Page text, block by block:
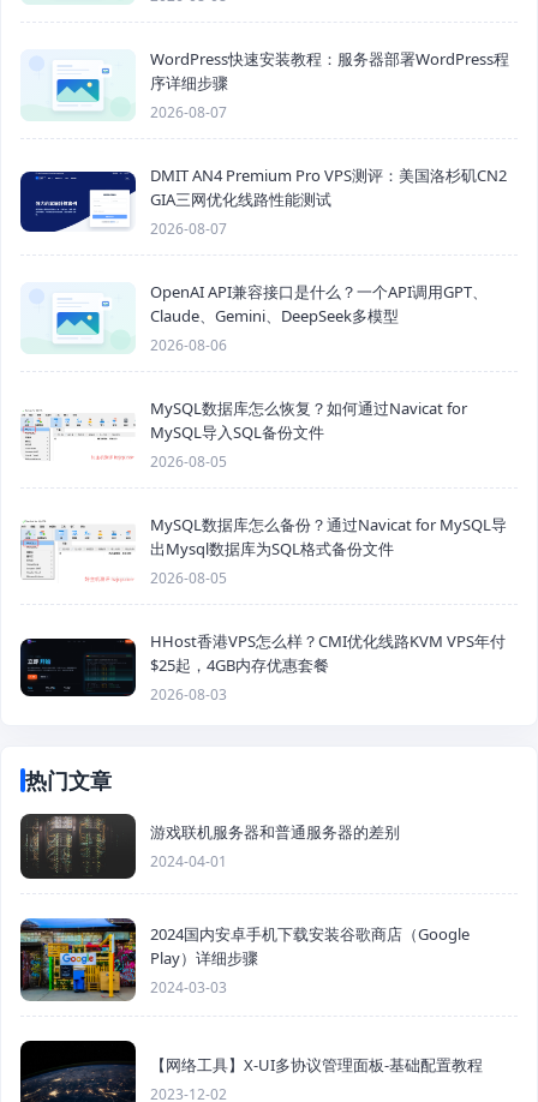
WordPress快速安装教程：服务器部署WordPress程
序详细步骤
2026-08-07
DMIT AN4 Premium Pro VPS测评：美国洛杉矶CN2
GIA三网优化线路性能测试
2026-08-07
OpenAI API兼容接口是什么？一个API调用GPT、
Claude、Gemini、DeepSeek多模型
2026-08-06
MySQL数据库怎么恢复？如何通过Navicat for
MySQL导入SQL备份文件
2026-08-05
MySQL数据库怎么备份？通过Navicat for MySQL导
出Mysql数据库为SQL格式备份文件
2026-08-05
HHost香港VPS怎么样？CMI优化线路KVM VPS年付
$25起，4GB内存优惠套餐
2026-08-03
热门文章
游戏联机服务器和普通服务器的差别
2024-04-01
2024国内安卓手机下载安装谷歌商店（Google
Play）详细步骤
2024-03-03
【网络工具】X-UI多协议管理面板-基础配置教程
2023-12-02